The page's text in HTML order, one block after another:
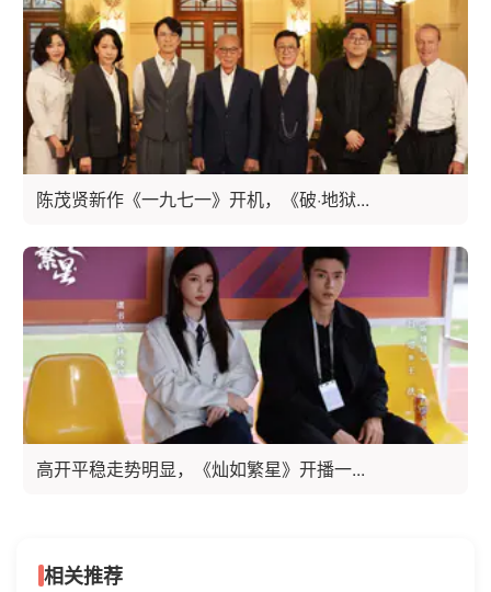
陈茂贤新作《一九七一》开机，《破·地狱...
高开平稳走势明显，《灿如繁星》开播一...
相关推荐